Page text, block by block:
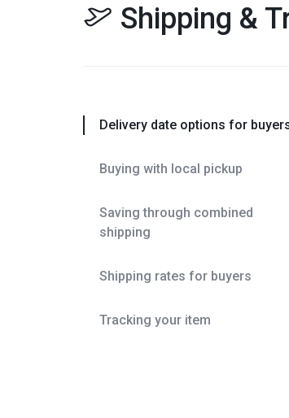
MOBIFRY
Shipping &
Delivery date options for
Buying with local pickup
Saving through combined
shipping
Shipping rates for buyers
Tracking your item